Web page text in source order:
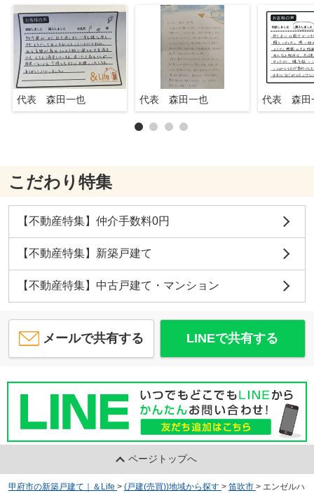
代表 森田一也 代表 森田一也 代表 森田
こだわり特集
【不動産特集】仲介手数料0円
【不動産特集】新築戸建て
【不動産特集】中古戸建て・マンション
メールで共有する LINEで共有する
ページトップへ
甲府市の新築戸建て｜＆Life > (戸建(売買))地域から探す > 笛吹市 > エンゼルハ